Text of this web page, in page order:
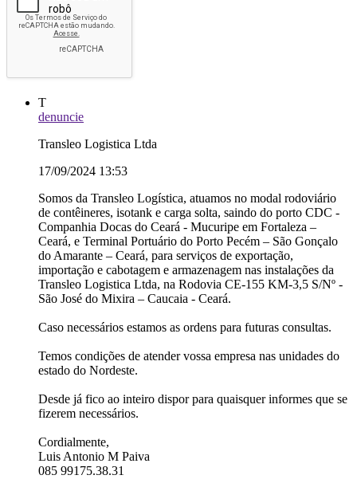
T
denuncie
Transleo Logistica Ltda
17/09/2024 13:53
Somos da Transleo Logística, atuamos no modal rodoviário
de contêineres, isotank e carga solta, saindo do porto CDC -
Companhia Docas do Ceará - Mucuripe em Fortaleza –
Ceará, e Terminal Portuário do Porto Pecém – São Gonçalo
do Amarante – Ceará, para serviços de exportação,
importação e cabotagem e armazenagem nas instalações da
Transleo Logistica Ltda, na Rodovia CE-155 KM-3,5 S/Nº -
São José do Mixira – Caucaia - Ceará.
Caso necessários estamos as ordens para futuras consultas.
Temos condições de atender vossa empresa nas unidades do
estado do Nordeste.
Desde já fico ao inteiro dispor para quaisquer informes que se
fizerem necessários.
Cordialmente,
Luis Antonio M Paiva
085 99175.38.31